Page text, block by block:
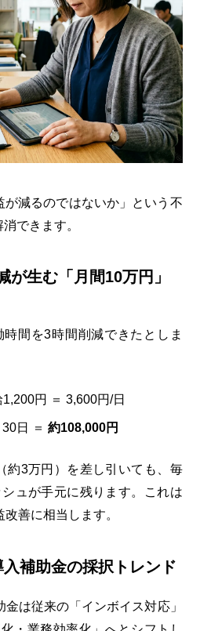
が減るのではないか」という不
できます。
が生む「月間10万円」
間を3時間削減できたとしま
円 ＝ 3,600円/日
日 ＝ 約108,000円
約3万円）を差し引いても、毎
ュが手元に残ります。これは
善に相当します。
入補助金の採択トレンド
は従来の「インボイス対応」